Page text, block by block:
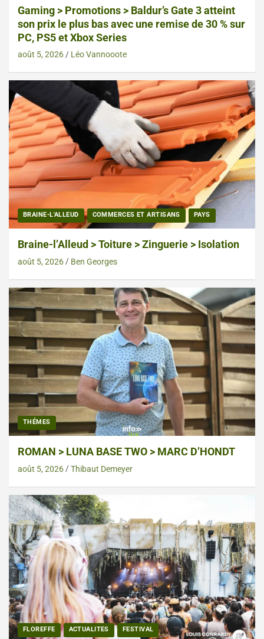
Gaming > Promotions > Baldur’s Gate 3 atteint
son prix le plus bas avec une remise de 30 % sur
PC, PS5 et Xbox Series
août 5, 2026 Léo Vannooote
BRAINE-L'ALLEUD COMMERCES ET ARTISANS PAYS
Braine-l’Alleud > Toiture > Zinguerie > Isolation
août 5, 2026 Ben Georges
THÉMES
ROMAN > LUNA BASE TWO > MARC D’HONDT
août 5, 2026 Thibaut Demeyer
FLOREFFE ACTUALITES FESTIVAL